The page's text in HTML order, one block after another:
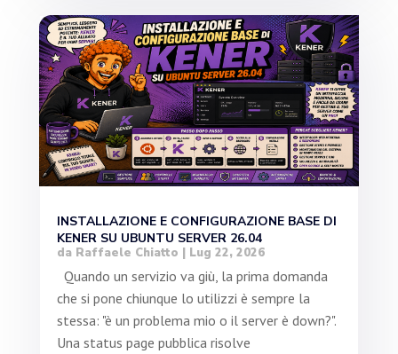
INSTALLAZIONE E CONFIGURAZIONE BASE DI
KENER SU UBUNTU SERVER 26.04
da Raffaele Chiatto | Lug 22, 2026
Quando un servizio va giù, la prima domanda
che si pone chiunque lo utilizzi è sempre la
stessa: "è un problema mio o il server è down?".
Una status page pubblica risolve